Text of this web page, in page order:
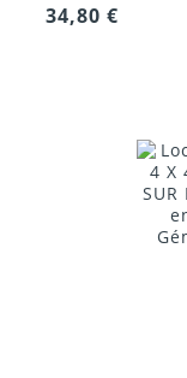
34,80 €